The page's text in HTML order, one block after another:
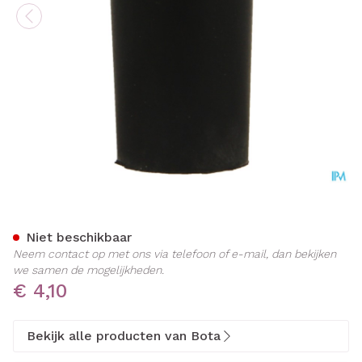
€ 4,10
Niet beschikbaar
Neem contact op met ons via telefoon of e-mail, dan bekijken
we samen de mogelijkheden.
Bekijk alle producten van Bota